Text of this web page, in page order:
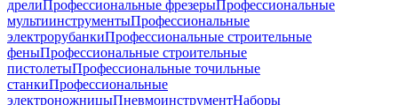
дрелиПрофессиональные фрезерыПрофессиональные
мультиинструментыПрофессиональные
электрорубанкиПрофессиональные строительные
феныПрофессиональные строительные
пистолетыПрофессиональные точильные
станкиПрофессиональные
электроножницыПневмоинструментНаборы